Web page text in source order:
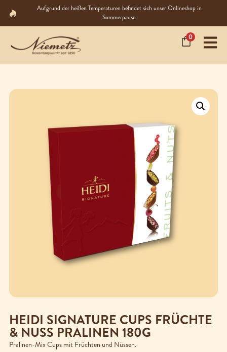
Aufgrund der heißen Temperaturen befindet sich unser Onlineshop in
Sommerpause.
0
HEIDI SIGNATURE CUPS FRÜCHTE
& NUSS PRALINEN 180G
Pralinen-Mix Cups mit Früchten und Nüssen.